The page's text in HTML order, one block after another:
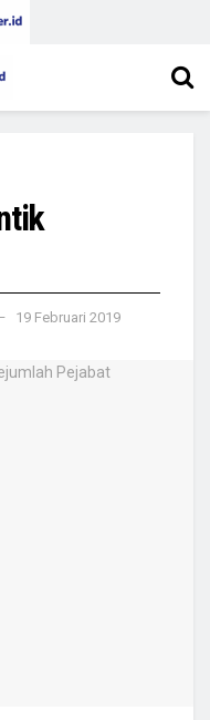
19 Februari 2019